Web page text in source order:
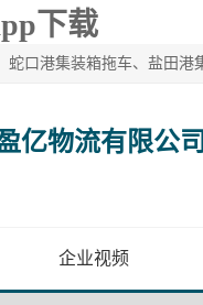
下载
亿物流有限公司
企业视频